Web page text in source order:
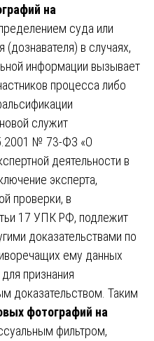
на
суда или
в случаях,
информации вызывает
процесса либо
служит
№ 73-ФЗ «О
деятельности в
эксперта,
проверки, в
17 УПК РФ, подлежит
доказательствами по
ему данных
признания
доказательством. Таким
фотографий на
фильтром,